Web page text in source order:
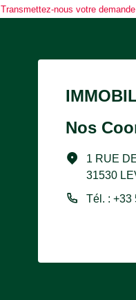
Transmettez-nous votre demande
Nos
1 RUE
31530
Tél. : +33